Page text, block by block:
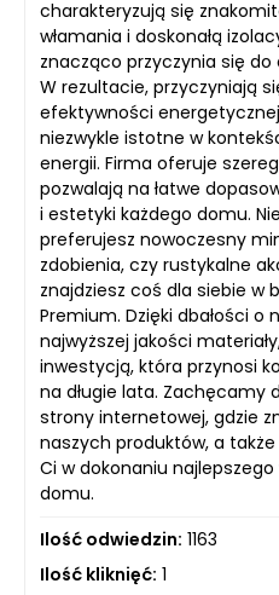
charakteryzują się
włamania i doskonałą
znacząco przyczynia się do
W rezultacie, przyczyniają
efektywności
niezwykle istotne w
energii. Firma oferuje
pozwalają na łatwe
i estetyki każdego domu.
preferujesz nowoczesny
zdobienia, czy rustykalne
znajdziesz coś dla siebie w
Premium. Dzięki dbałości o
najwyższej jakości
inwestycją, która przynosi
na długie lata. Zachęcamy
strony internetowej, gdzie
naszych produktów, a
Ci w dokonaniu
domu.
Ilość odwiedzin: 1163
Ilość kliknięć: 1